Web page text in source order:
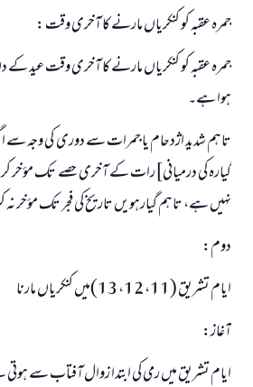
جمرہ عقبہ کو کنکریاں مارنے کا آخری وقت :
جمرہ عقبہ کو کنکریاں مارنے کا آخری وقت عید
ہوا ہے۔
گیارہ کی درمیانی]رات کے آخری حصے تک مؤخر
نہیں ہے، تاہم گیارہویں تاریخ کی فجر تک مؤخر
دوم:
ایام تشریق (11، 12، 13)میں کنکریاں مارنا
آغاز:
ایام تشریق میں رمی کی ابتدا زوال آفتاب سے